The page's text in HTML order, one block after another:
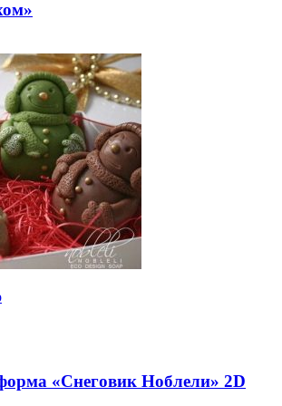
«Снеговик Ноблели» 2D